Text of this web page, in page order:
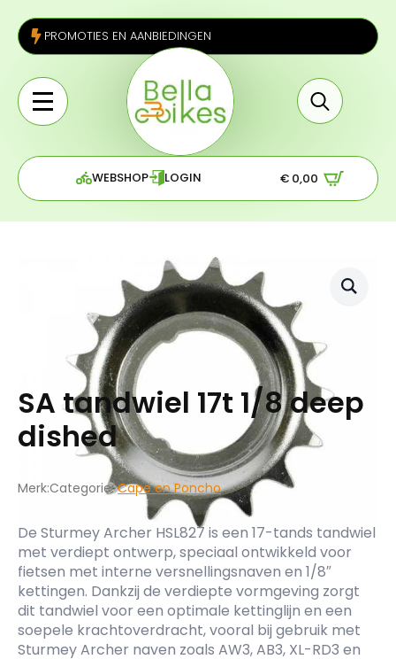
PROMOTIES EN AANBIEDINGEN
for:
WEBSHOP LOGIN € 0,00
SA tandwiel 17t 1/8 deep
dished
Merk:Categorie:Cape en Poncho
De Sturmey Archer HSL827 is een 17-tands tandwiel
met verdiept ontwerp, speciaal ontwikkeld voor
fietsen met interne versnellingsnaven en 1/8″
kettingen. Dankzij de verdiepte vormgeving zorgt
dit tandwiel voor een optimale kettinglijn en een
soepele krachtoverdracht, vooral bij gebruik met
Sturmey Archer naven zoals AW3, AB3, XL-RD3 en